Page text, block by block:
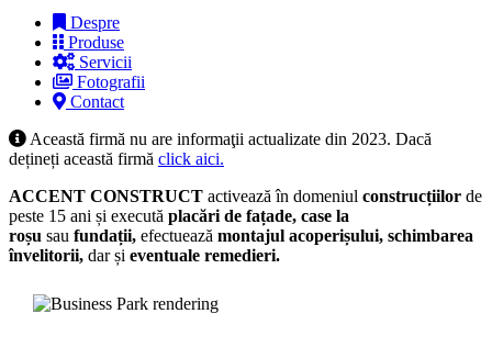
Despre
Produse
Servicii
Fotografii
Contact
Această firmă nu are informaţii actualizate din 2023. Dacă
dețineți această firmă click aici.
ACCENT CONSTRUCT activează în domeniul construcțiilor de
peste 15 ani și execută placări de fațade, case la
roșu sau fundații, efectuează montajul acoperișului, schimbarea
învelitorii, dar și eventuale remedieri.